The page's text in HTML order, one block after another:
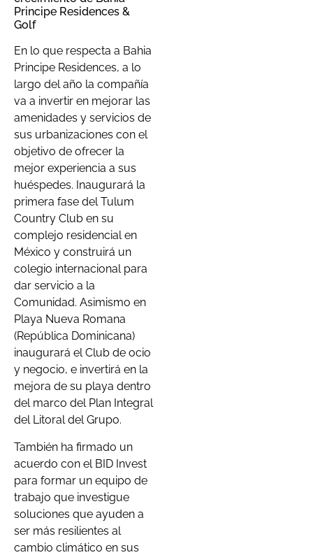
Principe Residences &
Golf
En lo que respecta a Bahia
Principe Residences, a lo
largo del año la compañía
va a invertir en mejorar las
amenidades y servicios de
sus urbanizaciones con el
objetivo de ofrecer la
mejor experiencia a sus
huéspedes. Inaugurará la
primera fase del Tulum
Country Club en su
complejo residencial en
México y construirá un
colegio internacional para
dar servicio a la
Comunidad. Asimismo en
Playa Nueva Romana
(República Dominicana)
inaugurará el Club de ocio
y negocio, e invertirá en la
mejora de su playa dentro
del marco del Plan Integral
del Litoral del Grupo.
También ha firmado un
acuerdo con el BID Invest
para formar un equipo de
trabajo que investigue
soluciones que ayuden a
ser más resilientes al
cambio climático en sus